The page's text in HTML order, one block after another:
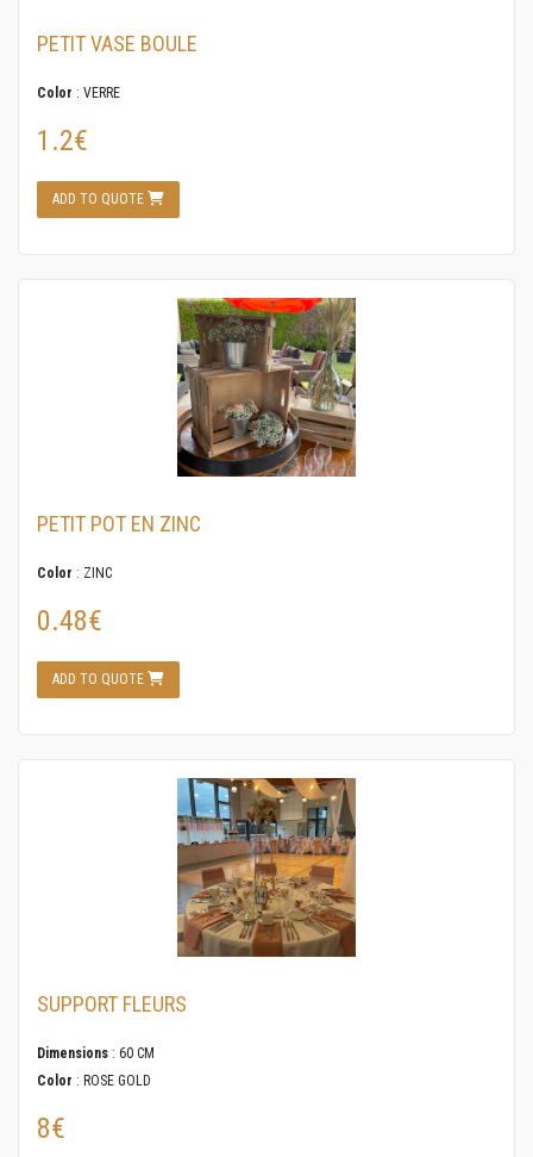
PETIT VASE BOULE
Color : VERRE
1.2€
ADD TO QUOTE
PETIT POT EN ZINC
Color : ZINC
0.48€
ADD TO QUOTE
SUPPORT FLEURS
Dimensions : 60 CM
Color : ROSE GOLD
8€